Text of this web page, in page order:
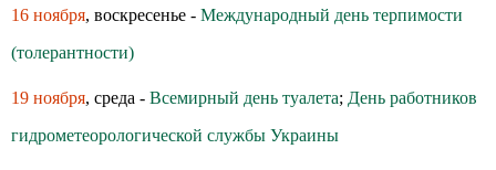
16 ноября, воскресенье - Международный день терпимости
(толерантности)
19 ноября, среда - Всемирный день туалета; День работников
гидрометеорологической службы Украины